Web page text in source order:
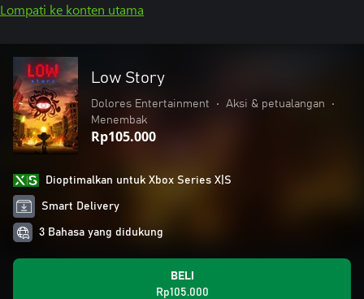
Lompati ke konten utama
Low Story
Dolores Entertainment • Aksi & petualangan
•
Menembak
Rp105.000
Dioptimalkan untuk Xbox Series X|S
Smart Delivery
3 Bahasa yang didukung
BELI
Rp105.000